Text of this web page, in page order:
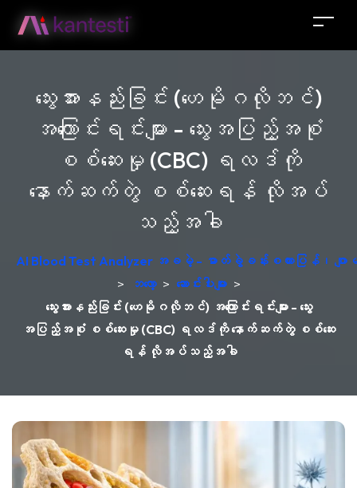
သွေးအားနည်းခြင်း (ဟေမိုဂလိုဘင်)
အကြောင်းရင်းများ - သွေးအပြည့်အစုံ
စစ်ဆေးမှု (CBC) ရလဒ်ကို
နောက်ဆက်တွဲ စစ်ဆေးရန် လိုအပ်
သည့်အခါ
AI Blood Test Analyzer အခမဲ့ - ဓာတ်ခွဲခန်းစကားပြန်၊
> ဘလော့ > ဆောင်းပါးများ >
သွေးအားနည်းခြင်း (ဟေမိုဂလိုဘင်) အကြောင်းရင်းများ - သွေး
အပြည့်အစုံ စစ်ဆေးမှု (CBC) ရလဒ်ကို နောက်ဆက်တွဲ စစ်ဆေး
ရန် လိုအပ်သည့်အခါ